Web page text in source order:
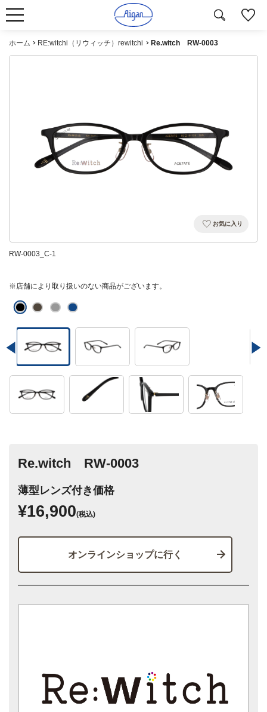
ホーム RE:witchi（リウィッチ）rewitchi Re.witch RW-0003
お気に入り
RW-0003_C-1
※店舗により取り扱いのない商品がございます。
Re.witch RW-0003
薄型レンズ付き価格
¥16,900(税込)
オンラインショップに行く